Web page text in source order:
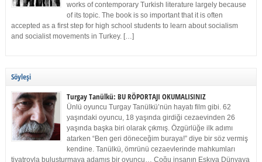
works of contemporary Turkish literature largely because
of its topic. The book is so important that it is often
accepted as a first step for high school students to learn about socialism
and socialist movements in Turkey. […]
Söyleşi
Turgay Tanülkü: BU RÖPORTAJI OKUMALISINIZ
Ünlü oyuncu Turgay Tanülkü’nün hayatı film gibi. 62
yaşındaki oyuncu, 18 yaşında girdiği cezaevinden 26
yaşında başka biri olarak çıkmış. Özgürlüğe ilk adımı
atarken “Ben geri döneceğim buraya!” diye bir söz vermiş
kendine. Tanülkü, ömrünü cezaevlerinde mahkumları
tiyatroyla buluşturmaya adamış bir oyuncu… Çoğu insanın Eşkıya Dünyaya